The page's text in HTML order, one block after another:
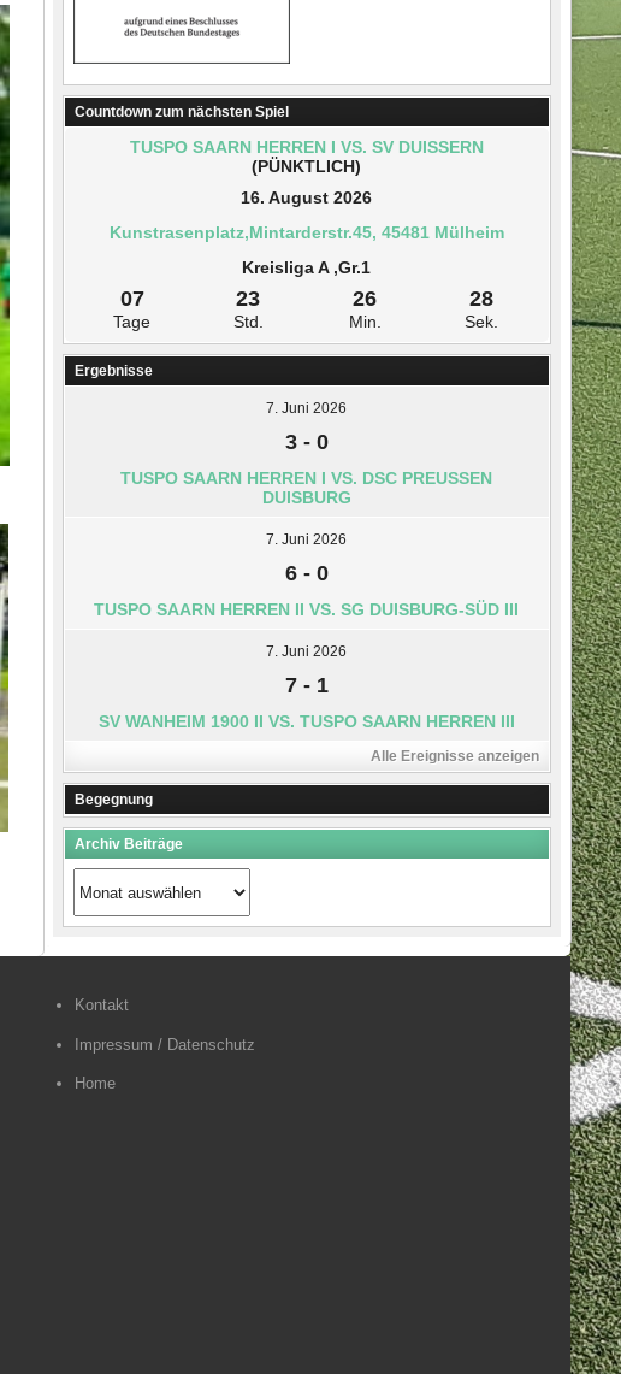
Countdown zum nächsten Spiel
TUSPO SAARN HERREN I VS. SV DUISSERN
(PÜNKTLICH)
16. August 2026
Kunstrasenplatz,Mintarderstr.45, 45481 Mülheim
Kreisliga A ,Gr.1
07
Tage
23
Std.
26
Min.
27
Sek.
Ergebnisse
7. Juni 2026
3- 0
TUSPO SAARN HERREN I VS. DSC PREUSSEN D
UISBURG
7. Juni 2026
6- 0
TUSPO SAARN HERREN II VS. SG DUISBURG-SÜD III
7. Juni 2026
7- 1
SV WANHEIM 1900 II VS. TUSPO SAARN HERREN III
Alle Ereignisse anzeigen
Begegnung
Archiv Beiträge
Archiv
Beiträge
Kontakt
Impressum / Datenschutz
Home